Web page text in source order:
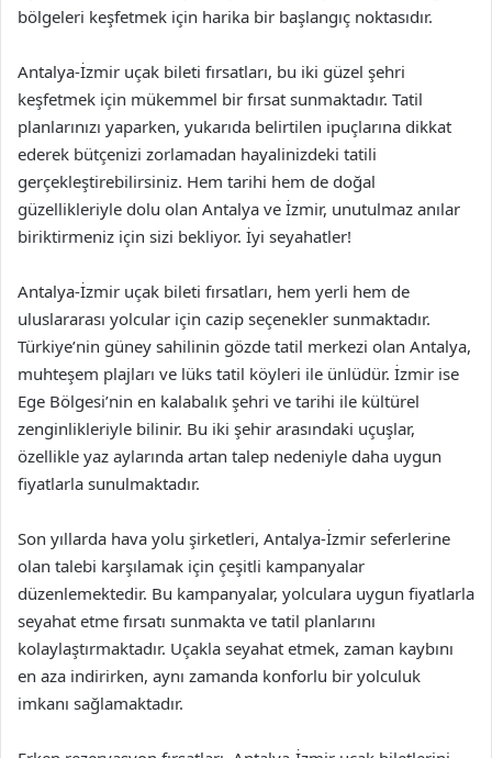
bölgeleri keşfetmek için harika bir başlangıç noktasıdır.
Antalya-İzmir uçak bileti fırsatları, bu iki güzel şehri
keşfetmek için mükemmel bir fırsat sunmaktadır. Tatil
planlarınızı yaparken, yukarıda belirtilen ipuçlarına dikkat
ederek bütçenizi zorlamadan hayalinizdeki tatili
gerçekleştirebilirsiniz. Hem tarihi hem de doğal
güzellikleriyle dolu olan Antalya ve İzmir, unutulmaz anılar
biriktirmeniz için sizi bekliyor. İyi seyahatler!
Antalya-İzmir uçak bileti fırsatları, hem yerli hem de
uluslararası yolcular için cazip seçenekler sunmaktadır.
Türkiye’nin güney sahilinin gözde tatil merkezi olan Antalya,
muhteşem plajları ve lüks tatil köyleri ile ünlüdür. İzmir ise
Ege Bölgesi’nin en kalabalık şehri ve tarihi ile kültürel
zenginlikleriyle bilinir. Bu iki şehir arasındaki uçuşlar,
özellikle yaz aylarında artan talep nedeniyle daha uygun
fiyatlarla sunulmaktadır.
Son yıllarda hava yolu şirketleri, Antalya-İzmir seferlerine
olan talebi karşılamak için çeşitli kampanyalar
düzenlemektedir. Bu kampanyalar, yolculara uygun fiyatlarla
seyahat etme fırsatı sunmakta ve tatil planlarını
kolaylaştırmaktadır. Uçakla seyahat etmek, zaman kaybını
en aza indirirken, aynı zamanda konforlu bir yolculuk
imkanı sağlamaktadır.